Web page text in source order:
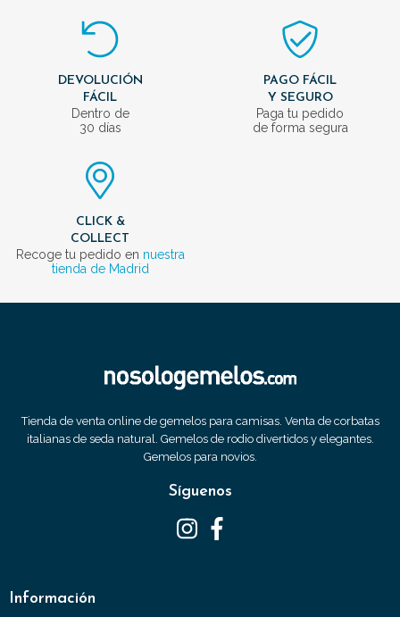
DEVOLUCIÓN
FÁCIL
Dentro de
30 días
PAGO FÁCIL
Y SEGURO
Paga tu pedido
de forma segura
CLICK &
COLLECT
Recoge tu pedido en nuestra
tienda de Madrid
Tienda de venta online de gemelos para camisas. Venta de corbatas
italianas de seda natural. Gemelos de rodio divertidos y elegantes.
Gemelos para novios.
Síguenos
Información